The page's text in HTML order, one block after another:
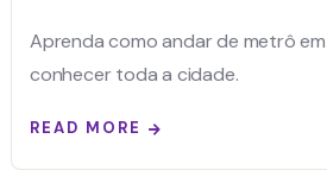
Aprenda como andar de metrô
conhecer toda a cidade.
READ MORE